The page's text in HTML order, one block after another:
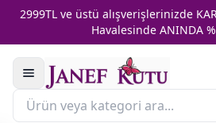
2999TL ve üstü alışverişlerinizde
Havalesinde ANINDA